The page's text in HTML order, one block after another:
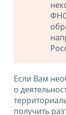
Если Вам
о
получить